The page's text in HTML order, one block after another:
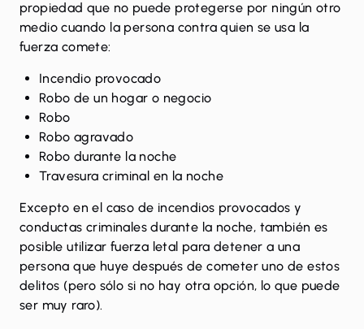
propiedad que no puede protegerse por ningún otro
medio cuando la persona contra quien se usa la
fuerza comete:
Incendio provocado
Robo de un hogar o negocio
Robo
Robo agravado
Robo durante la noche
Travesura criminal en la noche
Excepto en el caso de incendios provocados y
conductas criminales durante la noche, también es
posible utilizar fuerza letal para detener a una
persona que huye después de cometer uno de estos
delitos (pero sólo si no hay otra opción, lo que puede
ser muy raro).